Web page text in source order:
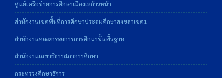
ศูนย์เครือข่ายการศึกษาเมืองเลก้าวหน้า
สำนักงานเขตพื้นที่การศึกษาประถมศึกษาสงขลาเขต1
สำนักงานคณะกรรมการการศึกษาขั้นพื้นฐาน
สำนักงานเลขาธิการสภาการศึกษา
กระทรวงศึกษาธิการ